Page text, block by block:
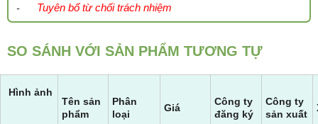
- Tuyên bố từ chối trách nhiệm
SO SÁNH VỚI SẢN PHẨM TƯƠNG TỰ
Hình ảnh
Tên sản
phẩm
Phân
loại
Giá
Công ty
đăng ký
Công ty
sản xuất